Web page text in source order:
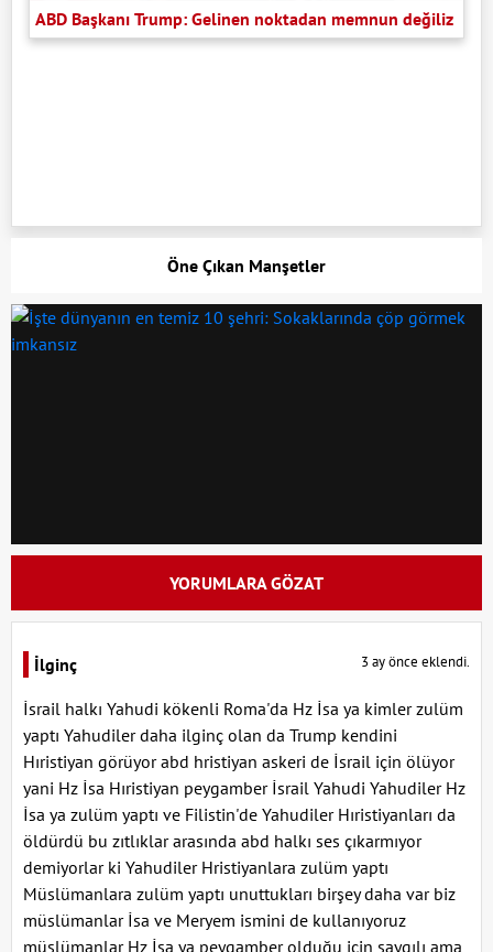
ABD Başkanı Trump: Gelinen noktadan memnun değiliz
Öne Çıkan Manşetler
YORUMLARA GÖZAT
İlginç 3 ay önce eklendi.
İsrail halkı Yahudi kökenli Roma'da Hz İsa ya kimler zulüm
yaptı Yahudiler daha ilginç olan da Trump kendini
Hıristiyan görüyor abd hristiyan askeri de İsrail için ölüyor
yani Hz İsa Hıristiyan peygamber İsrail Yahudi Yahudiler Hz
İsa ya zulüm yaptı ve Filistin'de Yahudiler Hıristiyanları da
öldürdü bu zıtlıklar arasında abd halkı ses çıkarmıyor
demiyorlar ki Yahudiler Hristiyanlara zulüm yaptı
Müslümanlara zulüm yaptı unuttukları birşey daha var biz
müslümanlar İsa ve Meryem ismini de kullanıyoruz
müslümanlar Hz İsa ya peygamber olduğu için saygılı ama